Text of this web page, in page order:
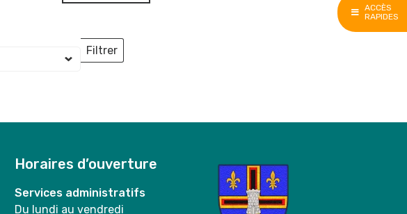
ACCÈS
RAPIDES
Filtrer
Lieux
Horaires d’ouverture
Services administratifs
Du lundi au vendredi